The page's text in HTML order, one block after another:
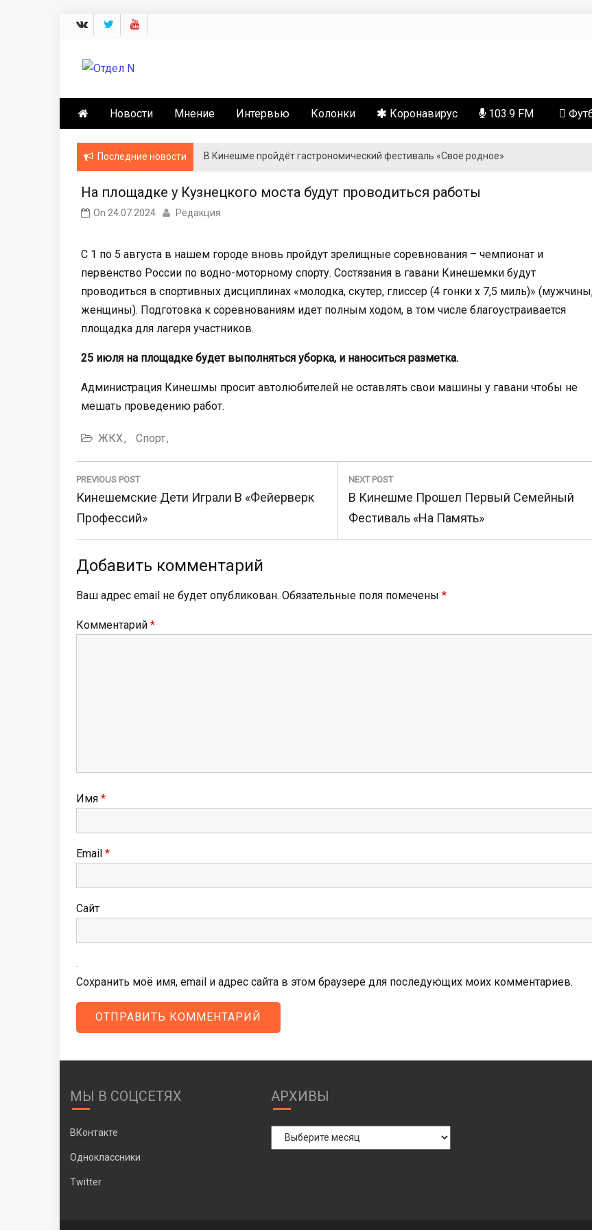
Skip
content
Отдел N
Новости Мнение Интервью Колонки Коронавирус 103.9 FM
Последние новости В Кинешме пройдёт гастрономический фестиваль «Своё родное»
На площадке у Кузнецкого моста будут проводиться работы
On 24.07.2024 Редакция
С 1 по 5 августа в нашем городе вновь пройдут зрелищные соревнования – чемпионат и
первенство России по водно-моторному спорту. Состязания в гавани Кинешемки будут
проводиться в спортивных дисциплинах «молодка, скутер, глиссер (4 гонки х 7,5 миль)»
женщины). Подготовка к соревнованиям идет полным ходом, в том числе благоустраивается
площадка для лагеря участников.
25 июля на площадке будет выполняться уборка, и наноситься разметка.
Администрация Кинешмы просит автолюбителей не оставлять свои машины у гавани чтобы не
мешать проведению работ.
ЖКХ Спорт
Навигация
по
записям
PREVIOUS POST
Previous
Post:
Кинешемские Дети Играли В «Фейерверк
Профессий»
NEXT POST
Next
Post:
В Кинешме Прошел Первый Семейный
Фестиваль «На Память»
Добавить комментарий
Ваш адрес email не будет опубликован. Обязательные поля помечены *
Комментарий *
Имя *
Email *
Сайт
Сохранить моё имя, email и адрес сайта в этом браузере для последующих моих комментариев.
МЫ В СОЦСЕТЯХ
ВКонтакте
Одноклассники
Twitter
АРХИВЫ
Архивы